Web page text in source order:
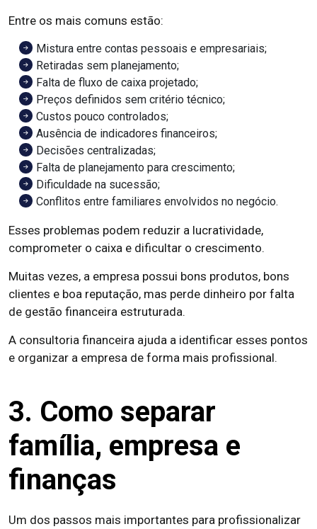
Entre os mais comuns estão:
Mistura entre contas pessoais e empresariais;
Retiradas sem planejamento;
Falta de fluxo de caixa projetado;
Preços definidos sem critério técnico;
Custos pouco controlados;
Ausência de indicadores financeiros;
Decisões centralizadas;
Falta de planejamento para crescimento;
Dificuldade na sucessão;
Conflitos entre familiares envolvidos no negócio.
Esses problemas podem reduzir a lucratividade,
comprometer o caixa e dificultar o crescimento.
Muitas vezes, a empresa possui bons produtos, bons
clientes e boa reputação, mas perde dinheiro por falta
de gestão financeira estruturada.
A consultoria financeira ajuda a identificar esses pontos
e organizar a empresa de forma mais profissional.
3. Como separar
família, empresa e
finanças
Um dos passos mais importantes para profissionalizar